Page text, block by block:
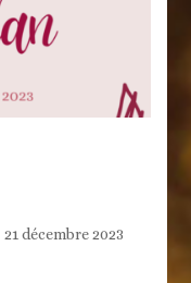
21 décembre 2023